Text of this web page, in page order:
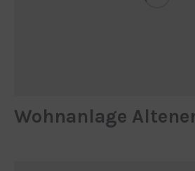
Wohn­anlage